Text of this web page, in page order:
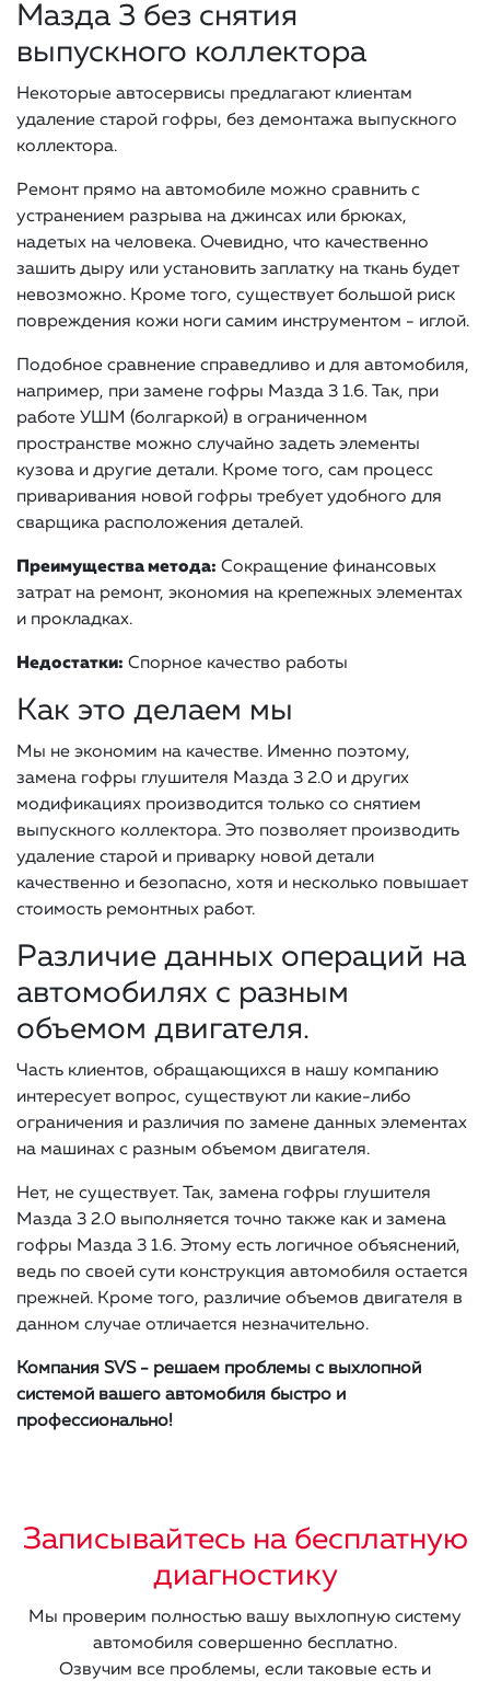
Мазда 3 без снятия
выпускного коллектора
Некоторые автосервисы предлагают клиентам
удаление старой гофры, без демонтажа выпускного
коллектора.
Ремонт прямо на автомобиле можно сравнить с
устранением разрыва на джинсах или брюках,
надетых на человека. Очевидно, что качественно
зашить дыру или установить заплатку на ткань будет
невозможно. Кроме того, существует большой риск
повреждения кожи ноги самим инструментом - иглой.
Подобное сравнение справедливо и для автомобиля,
например, при замене гофры Мазда 3 1.6. Так, при
работе УШМ (болгаркой) в ограниченном
пространстве можно случайно задеть элементы
кузова и другие детали. Кроме того, сам процесс
приваривания новой гофры требует удобного для
сварщика расположения деталей.
Преимущества метода: Сокращение финансовых
затрат на ремонт, экономия на крепежных элементах
и прокладках.
Недостатки: Спорное качество работы
Как это делаем мы
Мы не экономим на качестве. Именно поэтому,
замена гофры глушителя Мазда 3 2.0 и других
модификациях производится только со снятием
выпускного коллектора. Это позволяет производить
удаление старой и приварку новой детали
качественно и безопасно, хотя и несколько повышает
стоимость ремонтных работ.
Различие данных операций на
автомобилях с разным
объемом двигателя.
Часть клиентов, обращающихся в нашу компанию
интересует вопрос, существуют ли какие-либо
ограничения и различия по замене данных элементах
на машинах с разным объемом двигателя.
Нет, не существует. Так, замена гофры глушителя
Мазда 3 2.0 выполняется точно также как и замена
гофры Мазда 3 1.6. Этому есть логичное объяснений,
ведь по своей сути конструкция автомобиля остается
прежней. Кроме того, различие объемов двигателя в
данном случае отличается незначительно.
Компания SVS - решаем проблемы с выхлопной
системой вашего автомобиля быстро и
профессионально!
Записывайтесь на бесплатную
диагностику
Мы проверим полностью вашу выхлопную систему
автомобиля совершенно бесплатно.
Озвучим все проблемы, если таковые есть и